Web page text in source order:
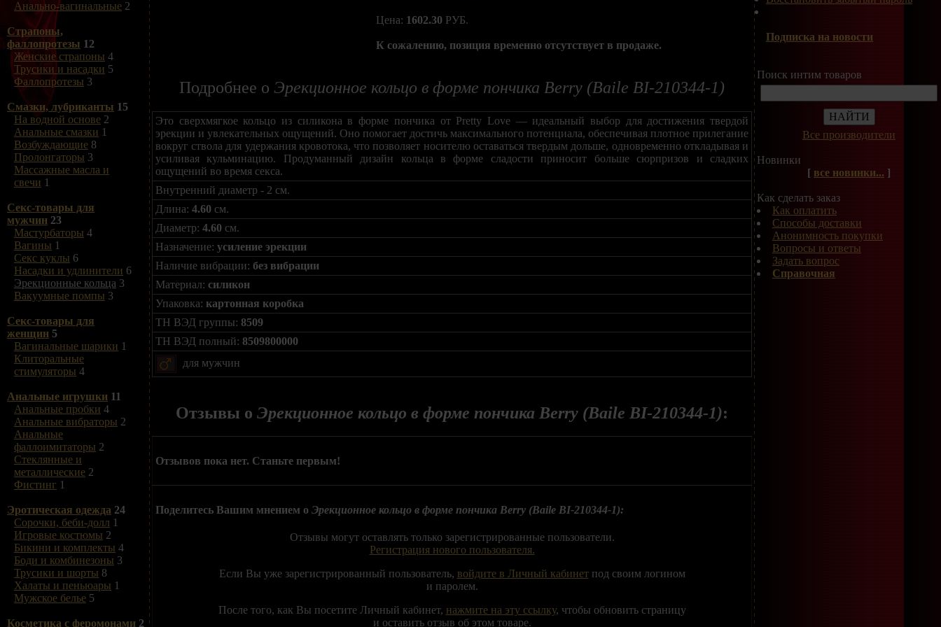
Анально-вагинальные 2
Страпоны,
фаллопротезы 12
Женские страпоны 4
Трусики и насадки 5
Фаллопротезы 3
Смазки, лубриканты 15
На водной основе 2
Анальные смазки 1
Возбуждающие 8
Пролонгаторы 3
Массажные масла и
свечи 1
Секс-товары для
мужчин 23
Мастурбаторы 4
Вагины 1
Секс куклы 6
Насадки и удлинители 6
Эрекционные кольца 3
Вакуумные помпы 3
Секс-товары для
женщин 5
Вагинальные шарики 1
Клиторальные
стимуляторы 4
Анальные игрушки 11
Анальные пробки 4
Анальные вибраторы 2
Анальные
фаллоимитаторы 2
Стеклянные и
металлические 2
Фистинг 1
Эротическая одежда 24
Сорочки, беби-долл 1
Игровые костюмы 2
Бикини и комплекты 4
Боди и комбинезоны 3
Трусики и шорты 8
Халаты и пеньюары 1
Мужское белье 5
Косметика с феромонами 2
Цена: 1602.30 РУБ.
К сожалению, позиция временно отсутствует в продаже.
Подробнее о Эрекционное кольцо в форме пончика Berry (Baile BI-210344-1)
Это сверхмягкое кольцо из силикона в форме пончика от Pretty Love — идеальный выбор для достижения твердой
эрекции и увлекательных ощущений. Оно помогает достичь максимального потенциала, обеспечивая плотное прилегание
вокруг ствола для удержания кровотока, что позволяет носителю оставаться твердым дольше, одновременно откладывая и
усиливая кульминацию. Продуманный дизайн кольца в форме сладости приносит больше сюрпризов и сладких
ощущений во время секса.
Внутренний диаметр - 2 см.
Длина: 4.60 см.
Диаметр: 4.60 см.
Назначение: усиление эрекции
Наличие вибрации: без вибрации
Материал: силикон
Упаковка: картонная коробка
ТН ВЭД группы: 8509
ТН ВЭД полный: 8509800000
для мужчин
Отзывы о Эрекционное кольцо в форме пончика Berry (Baile BI-210344-1):
Отзывов пока нет. Станьте первым!
Поделитесь Вашим мнением о Эрекционное кольцо в форме пончика Berry (Baile BI-210344-1):
Отзывы могут оставлять только зарегистрированные пользователи.
Регистрация нового пользователя.
Если Вы уже зарегистрированный пользователь, войдите в Личный кабинетпод своим логином
и паролем.
После того, как Вы посетите Личный кабинет, нажмите на эту ссылку, чтобы обновить страницу
и оставить отзыв об этом товаре.
Подписка на новости
Поиск интим товаров
Все производители
Новинки
[ все новинки... ]
Как сделать заказ
Как оплатить
Способы доставки
Анонимность покупки
Вопросы и ответы
Задать вопрос
Справочная